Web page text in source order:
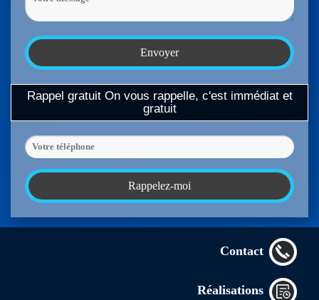
Rappel gratuit On vous rappelle, c'est immédiat et
gratuit
Contact
Réalisations